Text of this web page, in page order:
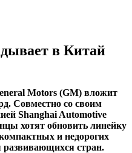
в Китай
Motors (GM) вложит
Совместно со своим
Shanghai Automotive
хотят обновить линейку
и недорогих
развивающихся стран.